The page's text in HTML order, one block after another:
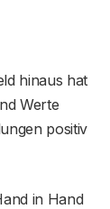
hinaus hat
Werte
positiv
in Hand